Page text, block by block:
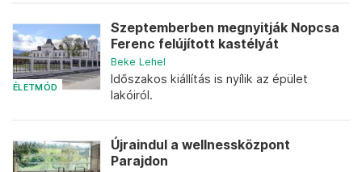
ÉLETMÓD
Szeptemberben megnyitják Nopcsa
Ferenc felújított kastélyát
Beke Lehel
Időszakos kiállítás is nyílik az épület
lakóiról.
Újraindul a wellnessközpont
Parajdon